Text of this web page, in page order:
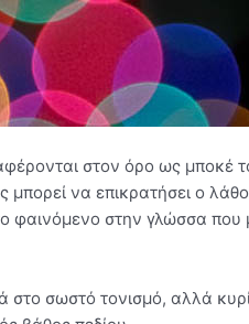
στον όρο ως μποκέ
να επικρατήσει ο
φαινόμενο στην γλώσσα που
στο σωστό τονισμό, αλλά